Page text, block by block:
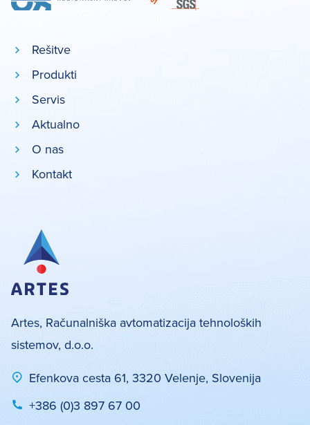
Rešitve
Produkti
Servis
Aktualno
O nas
Kontakt
Artes, Računalniška avtomatizacija tehnoloških
sistemov, d.o.o.
Efenkova cesta 61, 3320 Velenje, Slovenija
+386 (0)3 897 67 00